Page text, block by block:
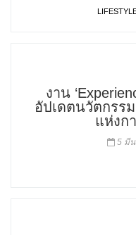
งาน
อัปเดตนวัตกรร
แห่งก
5 มีน